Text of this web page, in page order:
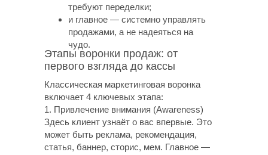
требуют переделки;
и главное — системно управлять
продажами, а не надеяться на
чудо.
Классическая маркетинговая воронка
включает 4 ключевых этапа:
1. Привлечение внимания (Awareness)
Здесь клиент узнаёт о вас впервые. Это
может быть реклама, рекомендация,
статья, баннер, сторис, мем. Главное —
Этапы воронки продаж: от
первого взгляда до кассы